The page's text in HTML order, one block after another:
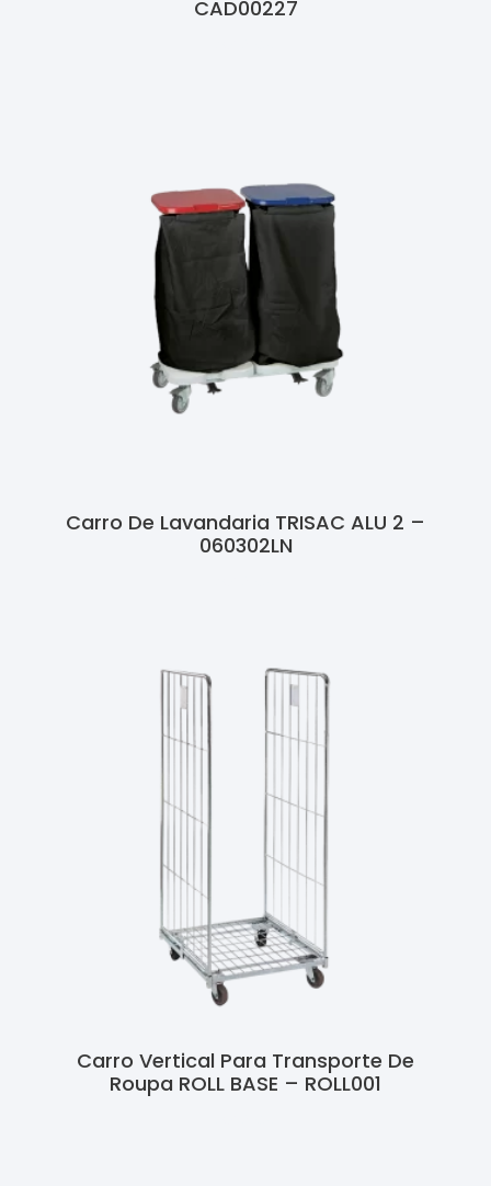
CAD00227
Carro De Lavandaria TRISAC ALU 2 –
060302LN
Carro Vertical Para Transporte De
Roupa ROLL BASE – ROLL001